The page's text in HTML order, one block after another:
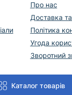
Про нас
Доставка
Політика
Угода
Зворотний
Каталог товарів